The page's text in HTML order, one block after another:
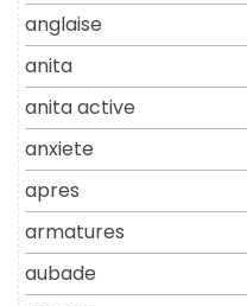
anglaise
anita
anita active
anxiete
apres
armatures
aubade